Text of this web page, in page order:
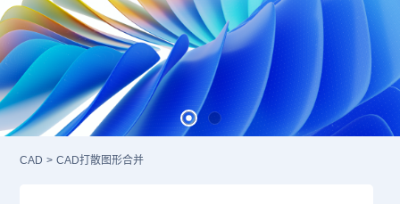
CAD > CAD打散图形合并